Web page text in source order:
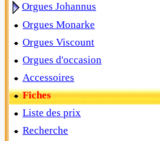
Orgues Johannus
Orgues Monarke
Orgues Viscount
Orgues d'occasion
Accessoires
Fiches
Liste des prix
Recherche